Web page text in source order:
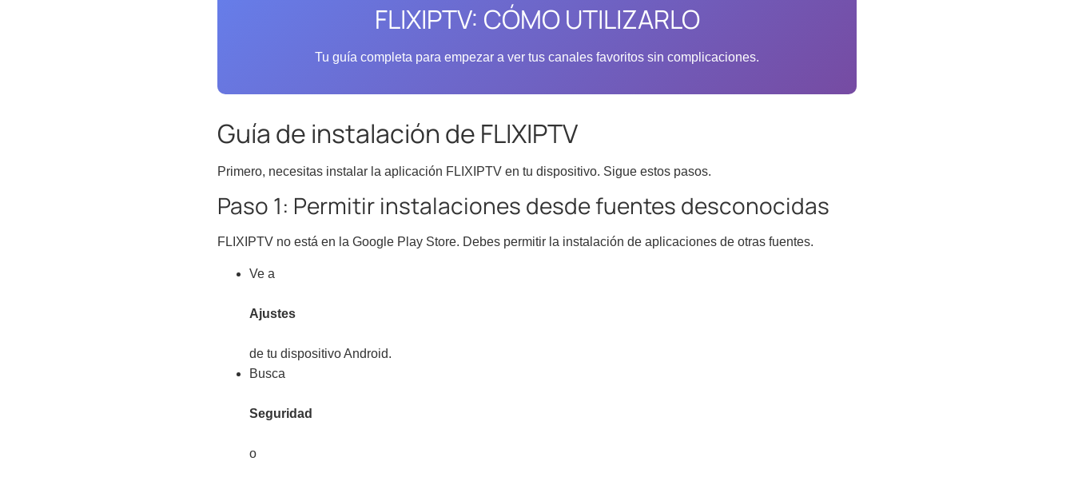
FLIXIPTV: CÓMO UTILIZARLO
Tu guía completa para empezar a ver tus canales favoritos sin complicaciones.
Guía de instalación de FLIXIPTV
Primero, necesitas instalar la aplicación FLIXIPTV en tu dispositivo. Sigue estos pasos.
Paso 1: Permitir instalaciones desde fuentes desconocidas
FLIXIPTV no está en la Google Play Store. Debes permitir la instalación de aplicaciones de otras fuentes.
Ve a
Ajustes
de tu dispositivo Android.
Busca
Seguridad
o